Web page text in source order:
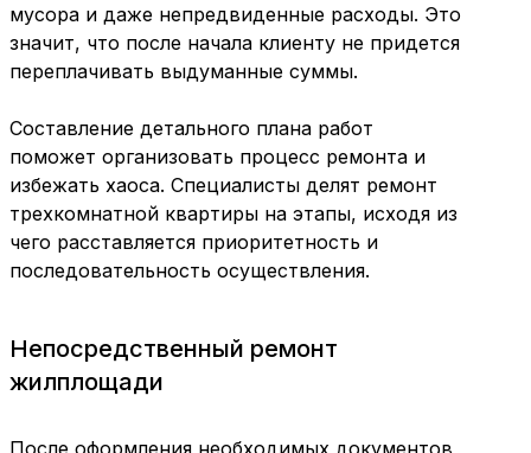
мусора и даже непредвиденные расходы. Это
значит, что после начала клиенту не придется
переплачивать выдуманные суммы.
Составление детального плана работ
поможет организовать процесс ремонта и
избежать хаоса. Специалисты делят ремонт
трехкомнатной квартиры на этапы, исходя из
чего расставляется приоритетность и
последовательность осуществления.
Непосредственный ремонт
жилплощади
После оформления необходимых документов,